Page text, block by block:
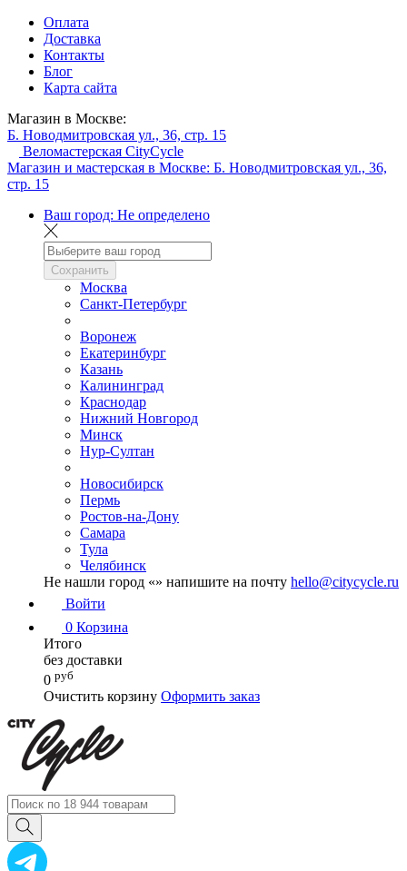
Оплата
Доставка
Контакты
Блог
Карта сайта
Магазин в Москве:
Б. Новодмитровская ул., 36, стр. 15
Веломастерская CityCycle
Магазин и мастерская в Москве: Б. Новодмитровская ул., 36,
стр. 15
Ваш город: Не определено
Сохранить
Москва
Санкт-Петербург
Воронеж
Екатеринбург
Казань
Калининград
Краснодар
Нижний Новгород
Минск
Нур-Султан
Новосибирск
Пермь
Ростов-на-Дону
Самара
Тула
Челябинск
Не нашли город «» напишите на почту hello@citycycle.ru
Войти
0 Корзина
Итого
без доставки
0 руб
Очистить корзину Оформить заказ